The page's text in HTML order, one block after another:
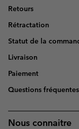
Retours
Rétractation
Statut de la
Livraison
Paiement
Questions fréquentes
Nous connaitre